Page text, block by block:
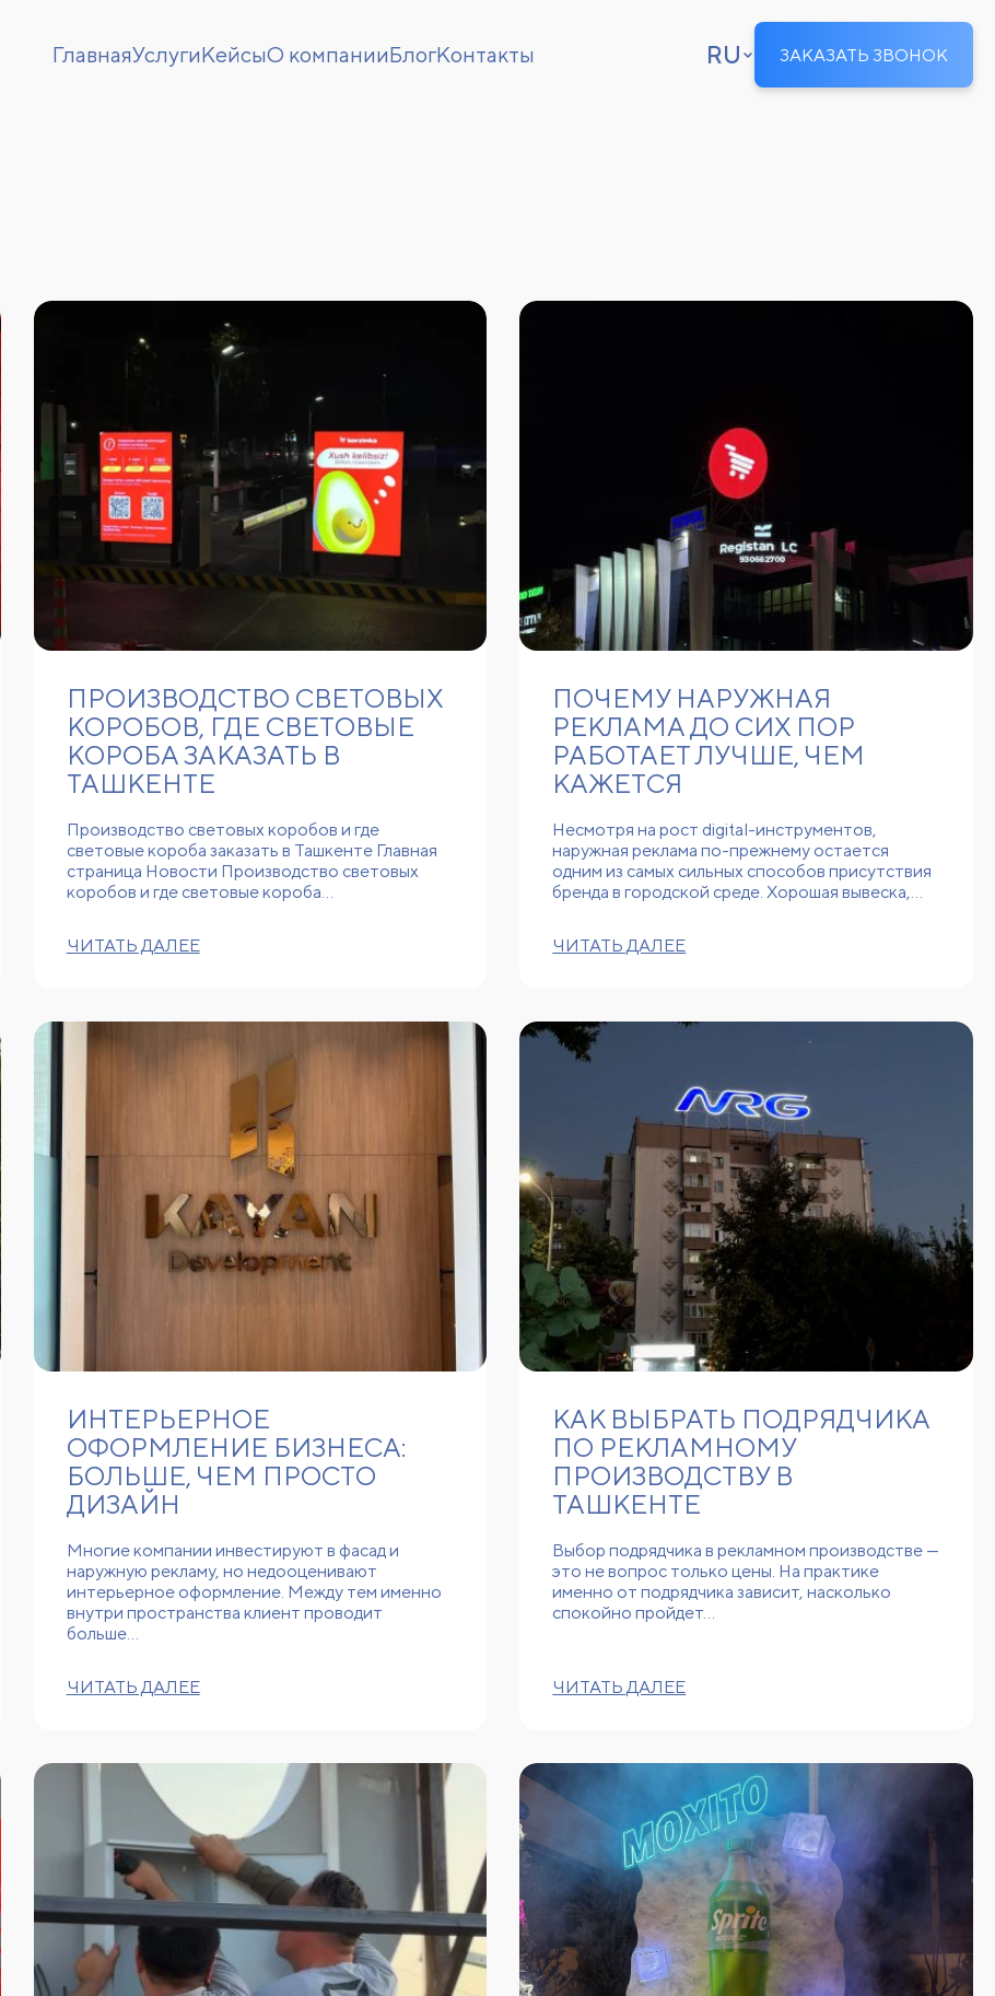
ГлавнаяУслугиКейсыО компанииБлогКонтакты RU ЗАКАЗАТЬ ЗВОНОК
ПРОИЗВОДСТВО СВЕТОВЫХ
КОРОБОВ, ГДЕ СВЕТОВЫЕ
КОРОБА ЗАКАЗАТЬ В
ТАШКЕНТЕ
Производство световых коробов и где
световые короба заказать в Ташкенте Главная
страница Новости Производство световых
коробов и где световые короба…
ЧИТАТЬ ДАЛЕЕ
ПОЧЕМУ НАРУЖНАЯ
РЕКЛАМА ДО СИХ ПОР
РАБОТАЕТ ЛУЧШЕ, ЧЕМ
КАЖЕТСЯ
Несмотря на рост digital-инструментов,
наружная реклама по-прежнему остается
одним из самых сильных способов присутствия
бренда в городской среде. Хорошая вывеска,…
ЧИТАТЬ ДАЛЕЕ
ИНТЕРЬЕРНОЕ
ОФОРМЛЕНИЕ БИЗНЕСА:
БОЛЬШЕ, ЧЕМ ПРОСТО
ДИЗАЙН
Многие компании инвестируют в фасад и
наружную рекламу, но недооценивают
интерьерное оформление. Между тем именно
внутри пространства клиент проводит
больше…
ЧИТАТЬ ДАЛЕЕ
КАК ВЫБРАТЬ ПОДРЯДЧИКА
ПО РЕКЛАМНОМУ
ПРОИЗВОДСТВУ В
ТАШКЕНТЕ
Выбор подрядчика в рекламном производстве —
это не вопрос только цены. На практике
именно от подрядчика зависит, насколько
спокойно пройдет…
ЧИТАТЬ ДАЛЕЕ